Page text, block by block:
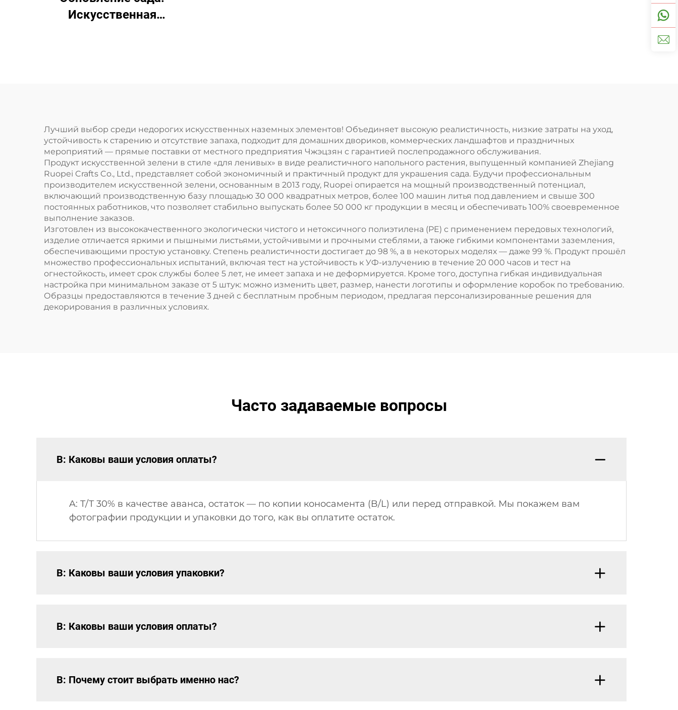
Искусственная
Лучший выбор среди недорогих искусственных наземных элементов! Объединяет высокую реалистичность, низкие затраты на уход,
устойчивость к старению и отсутствие запаха, подходит для домашних двориков, коммерческих ландшафтов и праздничных
мероприятий — прямые поставки от местного предприятия Чжэцзян с гарантией послепродажного обслуживания.
Продукт искусственной зелени в стиле «для ленивых» в виде реалистичного напольного растения, выпущенный компанией Zhejiang
Ruopei Crafts Co., Ltd., представляет собой экономичный и практичный продукт для украшения сада. Будучи профессиональным
производителем искусственной зелени, основанным в 2013 году, Ruopei опирается на мощный производственный потенциал,
включающий производственную базу площадью 30 000 квадратных метров, более 100 машин литья под давлением и свыше 300
постоянных работников, что позволяет стабильно выпускать более 50 000 кг продукции в месяц и обеспечивать 100% своевременное
выполнение заказов.
Изготовлен из высококачественного экологически чистого и нетоксичного полиэтилена (PE) с применением передовых технологий,
изделие отличается яркими и пышными листьями, устойчивыми и прочными стеблями, а также гибкими компонентами заземления,
обеспечивающими простую установку. Степень реалистичности достигает до 98 %, а в некоторых моделях — даже 99 %. Продукт прошёл
множество профессиональных испытаний, включая тест на устойчивость к УФ-излучению в течение 20 000 часов и тест на
огнестойкость, имеет срок службы более 5 лет, не имеет запаха и не деформируется. Кроме того, доступна гибкая индивидуальная
настройка при минимальном заказе от 5 штук: можно изменить цвет, размер, нанести логотипы и оформление коробок по требованию.
Образцы предоставляются в течение 3 дней с бесплатным пробным периодом, предлагая персонализированные решения для
декорирования в различных условиях.
Часто задаваемые вопросы
В: Каковы ваши условия оплаты?
A: T/T 30% в качестве аванса, остаток — по копии коносамента (B/L) или перед отправкой. Мы покажем вам
фотографии продукции и упаковки до того, как вы оплатите остаток.
В: Каковы ваши условия упаковки?
В: Каковы ваши условия оплаты?
В: Почему стоит выбрать именно нас?